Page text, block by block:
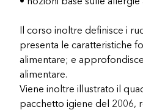
Il corso inoltre definisce i
presenta le caratteristiche
alimentare; e
alimentare.
Viene inoltre illustrato il
pacchetto igiene del 2006,